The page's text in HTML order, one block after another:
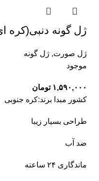
ژل گونه دنبی(کره
ژل صورت, ژل گونه
موجود
۱,۵۹۰,۰۰۰ تومان
کشور مبدا برند:کره جنوبی
طراحی بسیار زیبا
ضد آب
ماندگاری ۲۴ ساعته